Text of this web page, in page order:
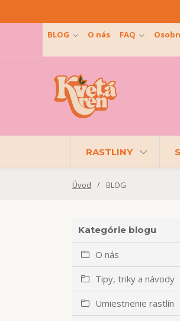
BLOG O nás FAQ
RASTLINY
Úvod BLOG
Kategórie blogu
O nás
Tipy, triky a návody
Umiestnenie rastlín